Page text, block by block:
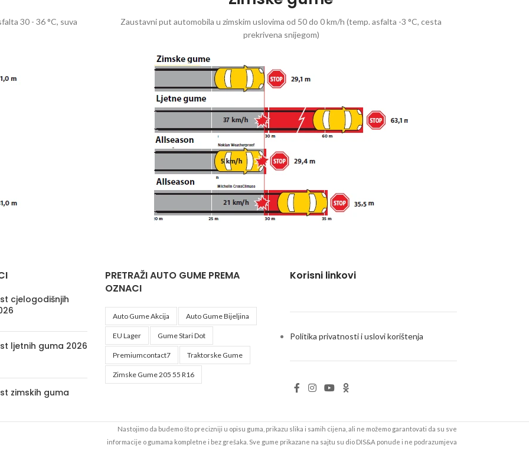
30 - 36 °C, suva
Zaustavni put automobila u zimskim uslovima od 50 do 0 km/h (temp. asfalta -3 °C, cesta
prekrivena snijegom)
cjelogodišnjih
ljetnih guma 2026
zimskih guma
PRETRAŽI AUTO GUME PREMA
OZNACI
Auto Gume Akcija Auto Gume Bijeljina
EU Lager Gume Stari Dot
Premiumcontact7 Traktorske Gume
Zimske Gume 205 55 R16
Korisni linkovi
Politika privatnosti i uslovi korištenja
Nastojimo da budemo što precizniji u opisu guma, prikazu slika i samih cijena, ali ne možemo garantovati da su sve
informacije o gumama kompletne i bez grešaka. Sve gume prikazane na sajtu su dio DIS&A ponude i ne podrazumjeva